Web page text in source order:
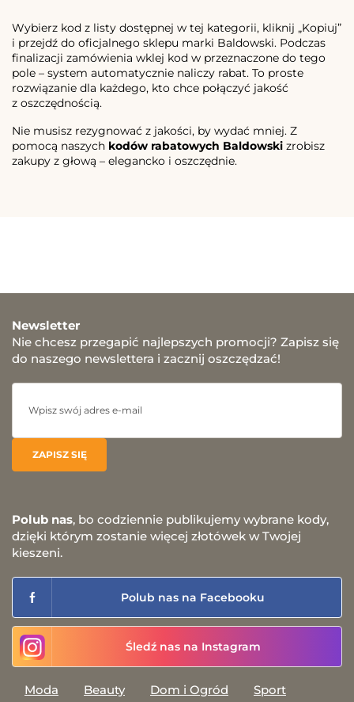
Wybierz kod z listy dostępnej w tej kategorii, kliknij „Kopiuj”
i przejdź do oficjalnego sklepu marki Baldowski. Podczas
finalizacji zamówienia wklej kod w przeznaczone do tego
pole – system automatycznie naliczy rabat. To proste
rozwiązanie dla każdego, kto chce połączyć jakość
z oszczędnością.
Nie musisz rezygnować z jakości, by wydać mniej. Z
pomocą naszych kodów rabatowych Baldowski zrobisz
zakupy z głową – elegancko i oszczędnie.
Newsletter
Nie chcesz przegapić najlepszych promocji? Zapisz się
do naszego newslettera i zacznij oszczędzać!
Polub nas, bo codziennie publikujemy wybrane kody,
dzięki którym zostanie więcej złotówek w Twojej
kieszeni.
Polub nas na Facebooku
Śledź nas na Instagram
Moda Beauty Dom i Ogród
Sport